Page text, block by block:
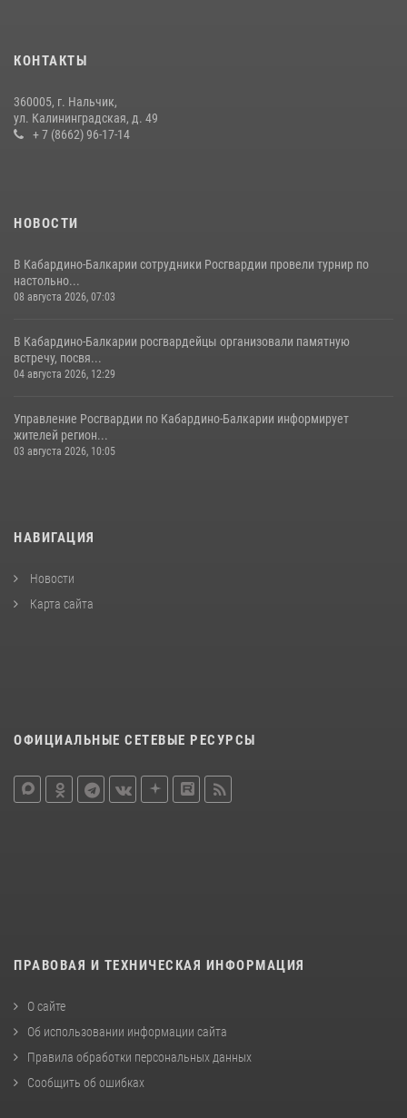
В Кабардино-Балкарии росгвардейцы организовали памятную
встречу, посвященную генералу армии Ивану Яковлеву
КОНТАКТЫ
360005, г. Нальчик,
ул. Калининградская, д. 49
+ 7 (8662) 96-17-14
НОВОСТИ
В Кабардино-Балкарии сотрудники Росгвардии провели турнир по
настольно...
08 августа 2026, 07:03
В Кабардино-Балкарии росгвардейцы организовали памятную
встречу, посвя...
04 августа 2026, 12:29
Управление Росгвардии по Кабардино-Балкарии информирует
жителей регион...
03 августа 2026, 10:05
НАВИГАЦИЯ
Новости
Карта сайта
ОФИЦИАЛЬНЫЕ СЕТЕВЫЕ РЕСУРСЫ
ПРАВОВАЯ И ТЕХНИЧЕСКАЯ ИНФОРМАЦИЯ
О сайте
Об использовании информации сайта
Правила обработки персональных данных
Сообщить об ошибках